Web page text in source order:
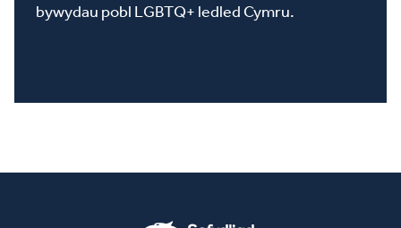
bywydau pobl LGBTQ+ ledled Cymru.